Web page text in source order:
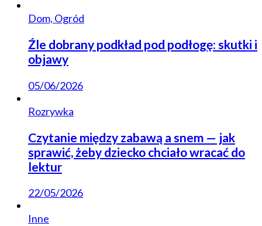
Dom, Ogród
Źle dobrany podkład pod podłogę: skutki i
objawy
05/06/2026
Rozrywka
Czytanie między zabawą a snem — jak
sprawić, żeby dziecko chciało wracać do
lektur
22/05/2026
Inne